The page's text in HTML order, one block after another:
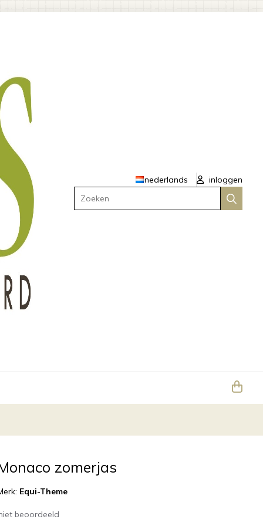
nederlands
inloggen
Zoeken
zomerjas
Equi-Theme
beoordeeld